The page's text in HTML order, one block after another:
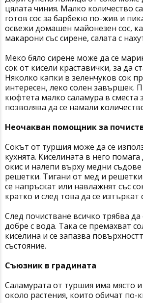
цялата чиния. Малко количество
готов сос за барбекю по-жив и
освежи домашен майонезен сос,
макарони със сирене, салата с
Меко бяло сирене може да се
сок от кисели краставички, за да
Няколко капки в зеленчуков сок
интересен, леко солен завършек.
кюфтета малко саламура в сместа
позволява да се намали
Неочакван помощник за
Сокът от туршия може да се
кухнята. Киселината в него
окис и налепи върху медни
решетки. Тигани от мед и решетки
се напръскат или навлажнят със
кратко и след това да се изтъркат
След почистване всичко трябва
добре с вода. Така се премахват
киселина и се запазва
състояние.
Съюзник в градината
Саламурата от туршия има място
около растения, които обичат по-